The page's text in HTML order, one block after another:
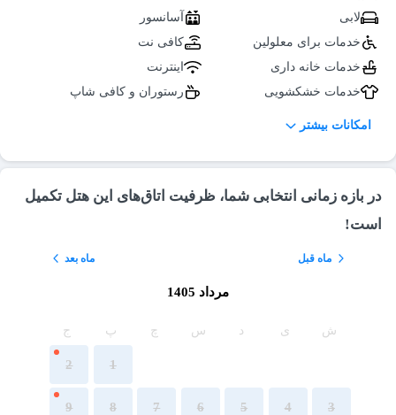
لابی
آسانسور
خدمات برای معلولین
کافی نت
خدمات خانه داری
اینترنت
خدمات خشکشویی
رستوران و کافی شاپ
سرمایش و گرمایش
سرویس بهداشتی ایرانی (لابی)
اتاق چمدان
رمپ
تلویزیون در لابی
امکانات بیشتر
در بازه زمانی انتخابی شما، ظرفیت اتاق‌های این هتل تکمیل
است!
ماه بعد ماه قبل
مرداد 1405
ش ی د س چ پ ج
1
2
3
4
5
6
7
8
9